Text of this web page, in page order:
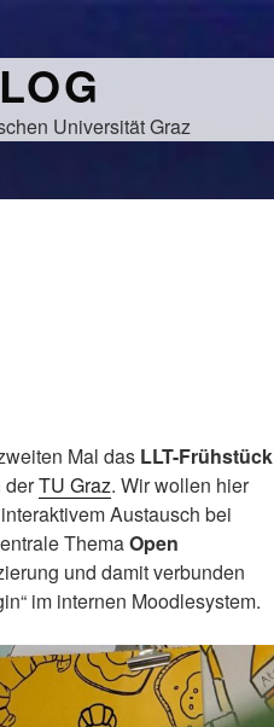
Universität Graz
Mal das LLT-Frühstück
derTU Graz. Wir wollen hier
Austausch bei
ThemaOpen
und damit verbunden
im internen Moodlesystem.